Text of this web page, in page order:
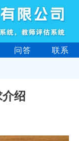
问答 联系
绍